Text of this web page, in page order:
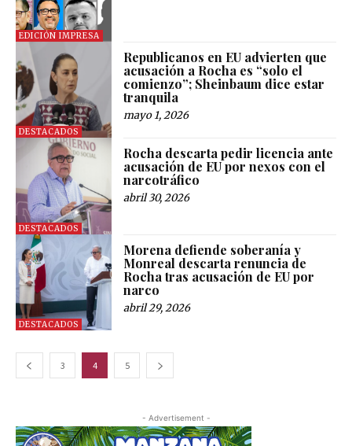
EDICIÓN IMPRESA
DESTACADOS
Republicanos en EU advierten que
acusación a Rocha es “solo el
comienzo”; Sheinbaum dice estar
tranquila
mayo 1, 2026
DESTACADOS
Rocha descarta pedir licencia ante
acusación de EU por nexos con el
narcotráfico
abril 30, 2026
DESTACADOS
Morena defiende soberanía y
Monreal descarta renuncia de
Rocha tras acusación de EU por
narco
abril 29, 2026
3 4 5
- Advertisement -